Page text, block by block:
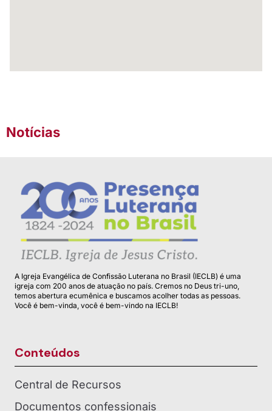
Notícias
A Igreja Evangélica de Confissão Luterana no Brasil (IECLB) é uma
igreja com 200 anos de atuação no país. Cremos no Deus tri-uno,
temos abertura ecumênica e buscamos acolher todas as pessoas.
Você é bem-vinda, você é bem-vindo na IECLB!
Conteúdos
Central de Recursos
Documentos confessionais